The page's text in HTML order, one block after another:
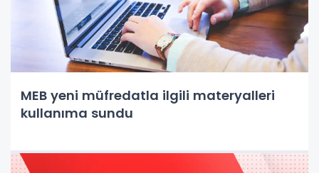
MEB yeni müfredatla ilgili materyalleri
kullanıma sundu